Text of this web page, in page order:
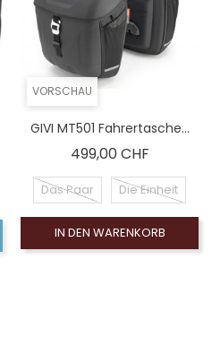
VORSCHAU
GIVI MT501 Fahrertasche...
499,00 CHFPreis
Das Paar Die Einheit
IN DEN WARENKORB